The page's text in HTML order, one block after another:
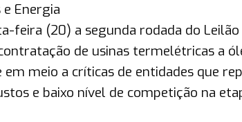
Energia
feira (20) a segunda rodada do Leilão
de usinas termelétricas a
em meio a críticas de entidades que
e baixo nível de competição na